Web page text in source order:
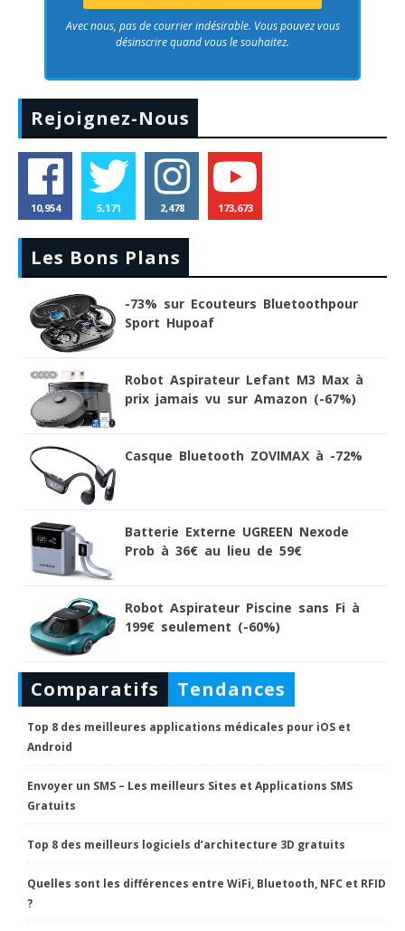
Avec nous, pas de courrier indésirable. Vous pouvez vous
désinscrire quand vous le souhaitez.
Rejoignez-Nous
10,954 5,171 2,478 173,673
Les Bons Plans
-73% sur Ecouteurs Bluetoothpour
Sport Hupoaf
Robot Aspirateur Lefant M3 Max à
prix jamais vu sur Amazon (-67%)
Casque Bluetooth ZOVIMAX à -72%
Batterie Externe UGREEN Nexode
Prob à 36€ au lieu de 59€
Robot Aspirateur Piscine sans Fi à
199€ seulement (-60%)
Comparatifs Tendances
Top 8 des meilleures applications médicales pour iOS et
Android
Envoyer un SMS – Les meilleurs Sites et Applications SMS
Gratuits
Top 8 des meilleurs logiciels d’architecture 3D gratuits
Quelles sont les différences entre WiFi, Bluetooth, NFC et RFID
?